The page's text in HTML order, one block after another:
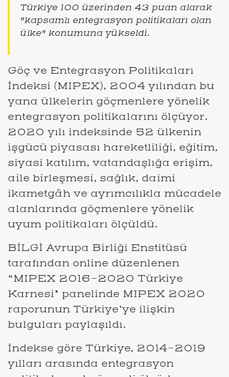
Türkiye 100 üzerinden 43 puan alarak
"kapsamlı entegrasyon politikaları olan
ülke" konumuna yükseldi.
Göç ve Entegrasyon Politikaları
İndeksi (MIPEX), 2004 yılından bu
yana ülkelerin göçmenlere yönelik
entegrasyon politikalarını ölçüyor.
2020 yılı indeksinde 52 ülkenin
işgücü piyasası hareketliliği, eğitim,
siyasi katılım, vatandaşlığa erişim,
aile birleşmesi, sağlık, daimi
ikametgâh ve ayrımcılıkla mücadele
alanlarında göçmenlere yönelik
uyum politikaları ölçüldü.
BİLGİ Avrupa Birliği Enstitüsü
tarafından online düzenlenen
“MIPEX 2016-2020 Türkiye
Karnesi” panelinde MIPEX 2020
raporunun Türkiye’ye ilişkin
bulguları paylaşıldı.
İndekse göre Türkiye, 2014-2019
yılları arasında entegrasyon